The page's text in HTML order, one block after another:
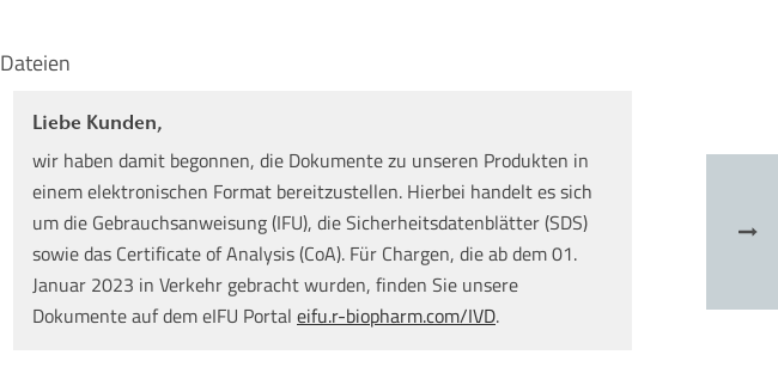
Dateien
Liebe Kunden,
wir haben damit begonnen, die Dokumente zu unseren Produkten in
einem elektronischen Format bereitzustellen. Hierbei handelt es sich
um die Gebrauchsanweisung (IFU), die Sicherheitsdatenblätter (SDS)
sowie das Certificate of Analysis (CoA). Für Chargen, die ab dem 01.
Januar 2023 in Verkehr gebracht wurden, finden Sie unsere
Dokumente auf dem eIFU Portal eifu.r-biopharm.com/IVD.